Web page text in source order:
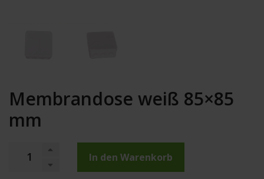
Membrandose weiß 85×85
mm
In den Warenkorb